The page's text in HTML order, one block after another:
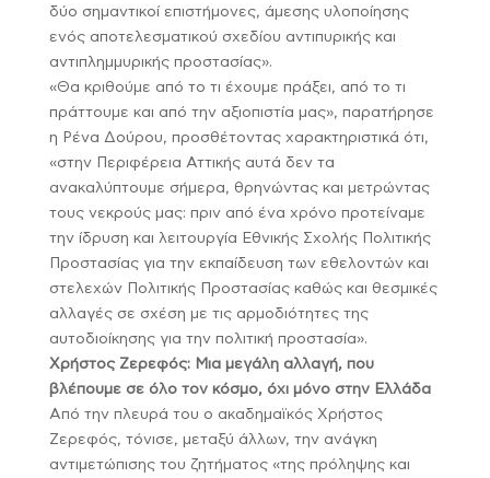
δύο σημαντικοί επιστήμονες, άμεσης υλοποίησης
ενός αποτελεσματικού σχεδίου αντιπυρικής και
αντιπλημμυρικής προστασίας».
«Θα κριθούμε από το τι έχουμε πράξει, από το τι
πράττουμε και από την αξιοπιστία μας», παρατήρησε
η Ρένα Δούρου, προσθέτοντας χαρακτηριστικά ότι,
«στην Περιφέρεια Αττικής αυτά δεν τα
ανακαλύπτουμε σήμερα, θρηνώντας και μετρώντας
τους νεκρούς μας: πριν από ένα χρόνο προτείναμε
την ίδρυση και λειτουργία Εθνικής Σχολής Πολιτικής
Προστασίας για την εκπαίδευση των εθελοντών και
στελεχών Πολιτικής Προστασίας καθώς και θεσμικές
αλλαγές σε σχέση με τις αρμοδιότητες της
αυτοδιοίκησης για την πολιτική προστασία».
Χρήστος Ζερεφός: Μια μεγάλη αλλαγή, που
βλέπουμε σε όλο τον κόσμο, όχι μόνο στην Ελλάδα
Από την πλευρά του ο ακαδημαϊκός Χρήστος
Ζερεφός, τόνισε, μεταξύ άλλων, την ανάγκη
αντιμετώπισης του ζητήματος «της πρόληψης και